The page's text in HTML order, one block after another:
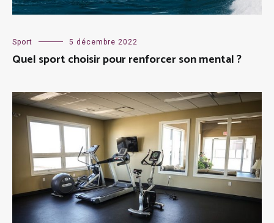
Sport 5 décembre 2022
Quel sport choisir pour renforcer son mental ?